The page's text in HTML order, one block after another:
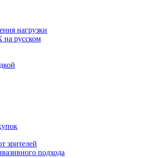
нагрузки
на русском
зрителей
подхода